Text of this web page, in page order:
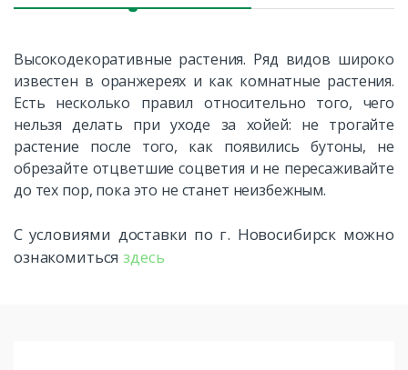
Высокодекоративные растения. Ряд видов широко
известен в оранжереях и как комнатные растения.
Есть несколько правил относительно того, чего
нельзя делать при уходе за хойей: не трогайте
растение после того, как появились бутоны, не
обрезайте отцветшие соцветия и не пересаживайте
до тех пор, пока это не станет неизбежным.
С условиями доставки по г. Новосибирск можно
ознакомитьсяздесь